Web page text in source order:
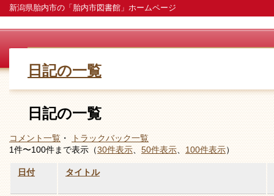
新潟県胎内市の「胎内市図書館」ホームページ
日記の一覧
日記の一覧
コメント一覧 ・
トラックバック一覧
1件〜100件まで表示（30件表示 50件表示 100件表示）
日付 タイトル